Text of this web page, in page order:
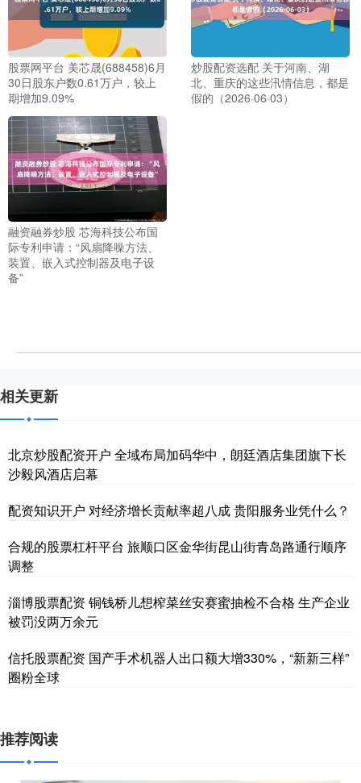
股票网平台 美芯晟(688458)6月
30日股东户数0.61万户，较上
期增加9.09%
炒股配资选配 关于河南、湖
北、重庆的这些汛情信息，都是
假的（2026·06·03）
融资融券炒股 芯海科技公布国
际专利申请：“风扇降噪方法、
装置、嵌入式控制器及电子设
备”
相关更新
北京炒股配资开户 全域布局加码华中，朗廷酒店集团旗下长
沙毅风酒店启幕
配资知识开户 对经济增长贡献率超八成 贵阳服务业凭什么？
合规的股票杠杆平台 旅顺口区金华街昆山街青岛路通行顺序
调整
淄博股票配资 铜钱桥儿想榨菜丝安赛蜜抽检不合格 生产企业
被罚没两万余元
信托股票配资 国产手术机器人出口额大增330%，“新新三样”
圈粉全球
推荐阅读